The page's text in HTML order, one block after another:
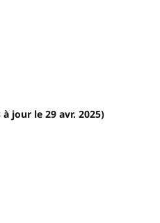
jour le 29 avr. 2025)